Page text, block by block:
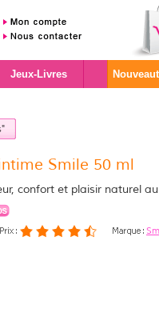
Jeux-Livres
Smile 50 ml
confort et plaisir naturel